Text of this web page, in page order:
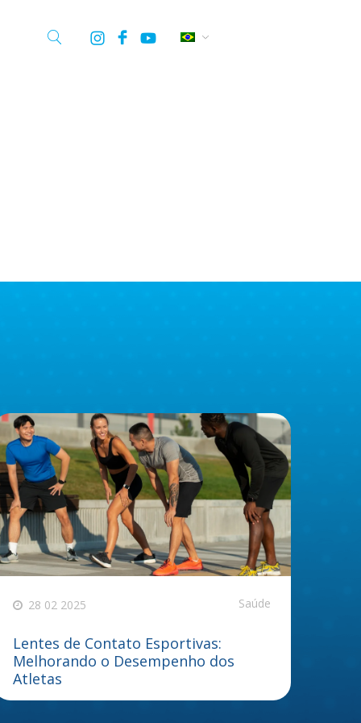
28 02 2025 Saúde
Lentes de Contato Esportivas:
Melhorando o Desempenho dos
Atletas